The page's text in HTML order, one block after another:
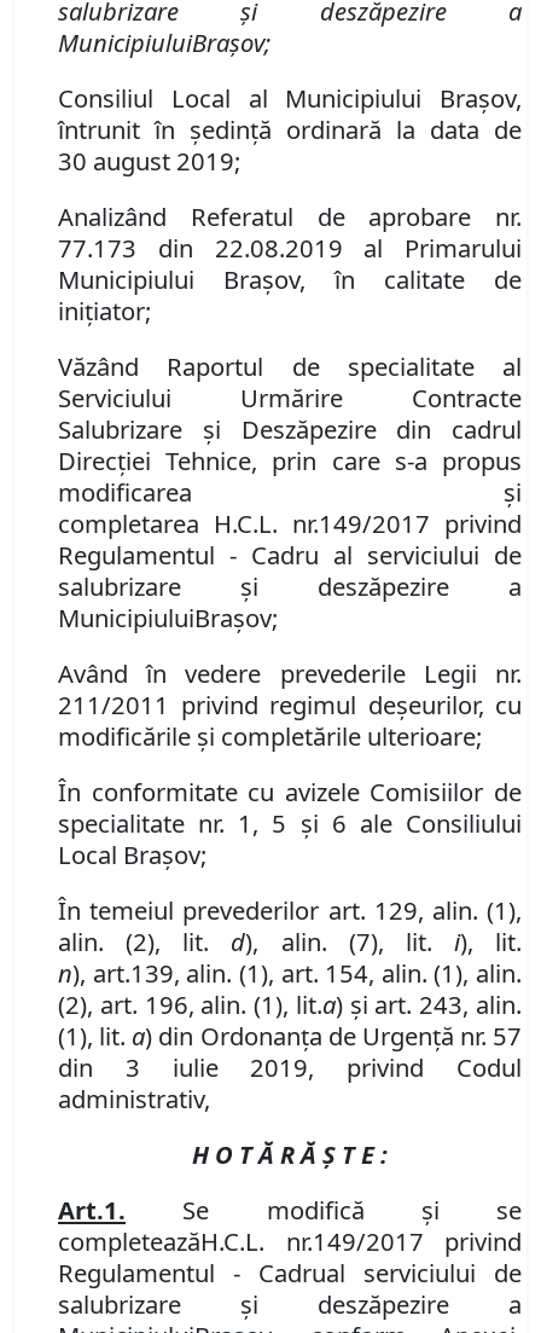
salubrizareși deszăpezire a
MunicipiuluiBrașov;
Consiliul Local al Municipiului Braşov,
întrunit în şedinţă ordinară la data de
30 august 2019;
Analizând Referatul de aprobare nr.
77.173 din 22.08.2019 al Primarului
Municipiului Braşov, în calitate de
inițiator;
Văzând Raportul de specialitate al
Serviciului Urmărire Contracte
Salubrizare și Deszăpezire din cadrul
Direcţiei Tehnice, prin care s-a propus
modificarea și
completarea H.C.L. nr.149/2017 privind
Regulamentul - Cadru al serviciului de
salubrizare și deszăpezire a
MunicipiuluiBrașov;
Având în vedere prevederile Legii nr.
211/2011 privind regimul deșeurilor, cu
modificările şi completările ulterioare;
În conformitate cu avizele Comisiilor de
specialitate nr. 1, 5 și 6 ale Consiliului
Local Brașov;
În temeiul prevederilor art. 129, alin. (1),
alin. (2), lit. d), alin. (7), lit. i), lit.
n), art.139, alin. (1), art. 154, alin. (1), alin.
(2), art. 196, alin. (1), lit.a) și art. 243, alin.
(1), lit. a) din Ordonanța de Urgență nr. 57
din 3 iulie 2019, privind Codul
administrativ,
H O T Ă R Ă Ş T E :
Art.1. Se modifică şi se
completeazăH.C.L. nr.149/2017 privind
Regulamentul - Cadrual serviciului de
salubrizare și deszăpezire a